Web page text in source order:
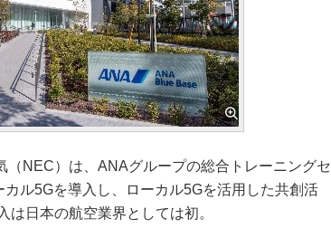
NEC）は、ANAグループの総合トレーニングセ
ル5Gを導入し、ローカル5Gを活用した共創活
日本の航空業界としては初。